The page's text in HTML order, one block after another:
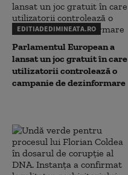
EDITIADEDIMINEATA.RO
Parlamentul European a
lansat un joc gratuit în care
utilizatorii controlează o
campanie de dezinformare